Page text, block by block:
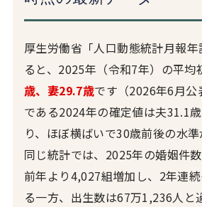
厚生労働省「人口動態統計月報
ると、2025年（令和7年）の平均
歳、妻29.7歳です（2026年6月公
である2024年の確定値は夫31.1
り、ほぼ横ばいで30歳前後の水準
同じ統計では、2025年の婚姻件
前年より4,027組増加し、2年連
る一方、出生数は67万1,236人と